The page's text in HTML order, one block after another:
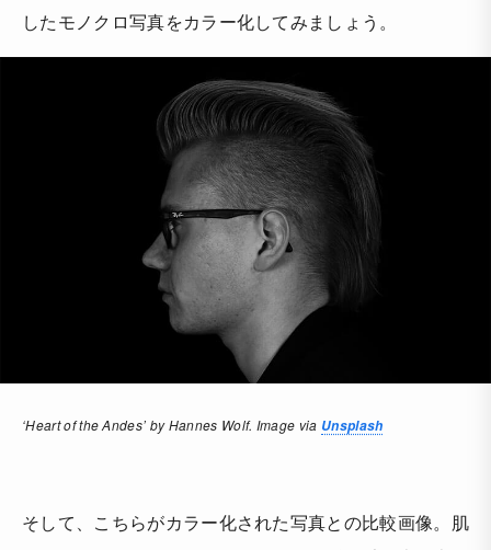
したモノクロ写真をカラー化してみましょう。
‘Heart of the Andes’ by Hannes Wolf. Image via Unsplash
そして、こちらがカラー化された写真との比較画像。肌